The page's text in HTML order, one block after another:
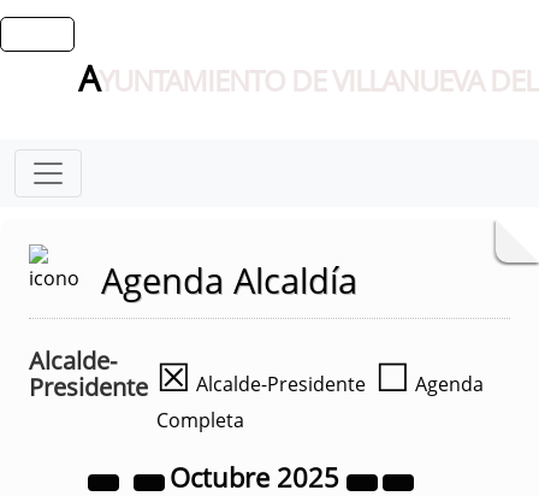
AYUNTAMIENTO DE VILLANUEVA
Agenda Alcaldía
Alcalde-
Presidente ☒ Alcalde-Presidente ☐ Agenda
Completa
Octubre 2025